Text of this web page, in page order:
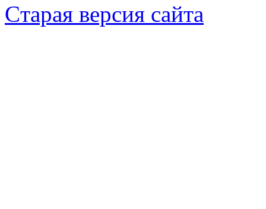
Cтарая версия сайта